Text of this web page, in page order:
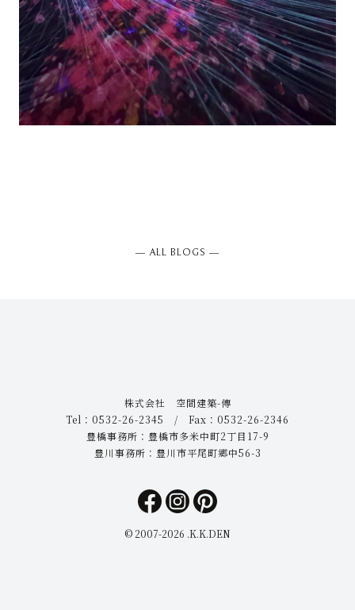
― ALL BLOGS ―
株式会社 空間建築-傳
Tel：0532-26-2345 / Fax：0532-26-2346
豊橋事務所：豊橋市多米中町2丁目17-9
豊川事務所：豊川市平尾町郷中56-3
© 2007-2026 .K.K.DEN